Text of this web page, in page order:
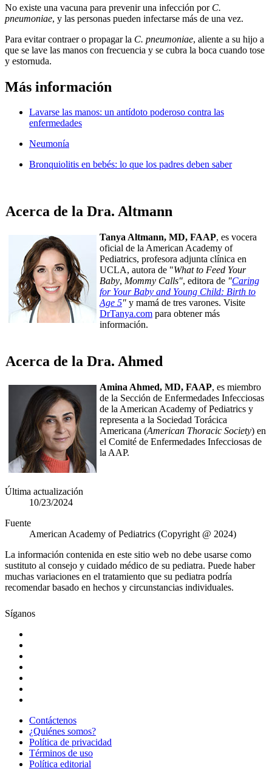
No existe una vacuna para prevenir una infección por C.
pneumoniae, y las personas pueden infectarse más de una vez.
Para evitar contraer o propagar la C. pneumoniae, aliente a su hijo a
que se lave las manos con frecuencia y se cubra la boca cuando tose
y estornuda.
Más información
Lavarse las manos: un antídoto poderoso contra las
enfermedades
Neumonía
Bronquiolitis en bebés: lo que los padres deben saber
Acerca de la Dra. Altmann
Tanya Altmann, MD, FAAP, es vocera
oficial de la American Academy of
Pediatrics, profesora adjunta clínica en
UCLA, autora de "What to Feed Your
Baby, Mommy Calls", editora de "Caring
for Your Baby and Young Child: Birth to
Age 5" y mamá de tres varones. Visite
DrTanya.com para obtener más
información.
Acerca de la Dra. Ahmed
Amina Ahmed, MD, FAAP, es miembro
de la Sección de Enfermedades Infecciosas
de la American Academy of Pediatrics y
representa a la Sociedad Torácica
Americana (American Thoracic Society) en
el Comité de Enfermedades Infecciosas de
la AAP.
Última actualización
10/23/2024
Fuente
American Academy of Pediatrics (Copyright @ 2024)
La información contenida en este sitio web no debe usarse como
sustituto al consejo y cuidado médico de su pediatra. Puede haber
muchas variaciones en el tratamiento que su pediatra podría
recomendar basado en hechos y circunstancias individuales.
Síganos
Contáctenos
¿Quiénes somos?
Política de privacidad
Términos de uso
Política editorial